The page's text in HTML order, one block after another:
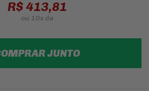
R$ 413,81
ou 10xde
JUNTO